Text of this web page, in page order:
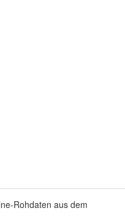
Rohdaten aus dem